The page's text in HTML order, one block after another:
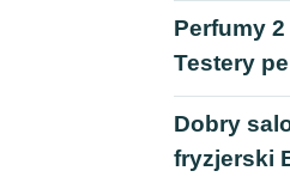
Perfumy
Testery
Dobry
fryzjerski